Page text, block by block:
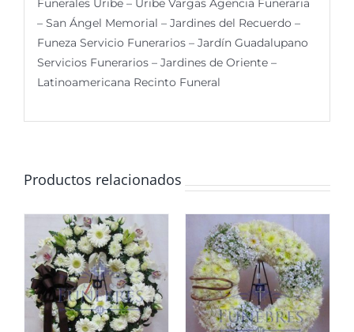
Funerales Uribe – Uribe Vargas Agencia Funeraria
– San Ángel Memorial – Jardines del Recuerdo –
Funeza Servicio Funerarios – Jardín Guadalupano
Servicios Funerarios – Jardines de Oriente –
Latinoamericana Recinto Funeral
Productos relacionados